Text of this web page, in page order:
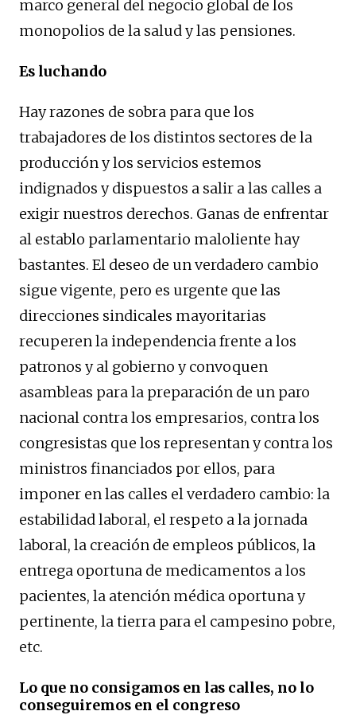
marco general del negocio global de los
monopolios de la salud y las pensiones.
Es luchando
Hay razones de sobra para que los
trabajadores de los distintos sectores de la
producción y los servicios estemos
indignados y dispuestos a salir a las calles a
exigir nuestros derechos. Ganas de enfrentar
al establo parlamentario maloliente hay
bastantes. El deseo de un verdadero cambio
sigue vigente, pero es urgente que las
direcciones sindicales mayoritarias
recuperen la independencia frente a los
patronos y al gobierno y convoquen
asambleas para la preparación de un paro
nacional contra los empresarios, contra los
congresistas que los representan y contra los
ministros financiados por ellos, para
imponer en las calles el verdadero cambio: la
estabilidad laboral, el respeto a la jornada
laboral, la creación de empleos públicos, la
entrega oportuna de medicamentos a los
pacientes, la atención médica oportuna y
pertinente, la tierra para el campesino pobre,
etc.
Lo que no consigamos en las calles, no lo
conseguiremos en el congreso